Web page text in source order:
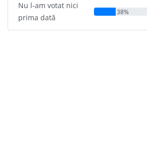
Nu l-am votat nici
prima dată
38%